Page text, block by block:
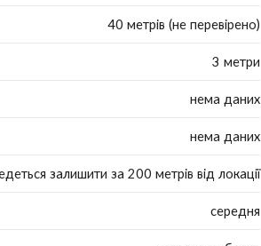
40 метрів (не перевірено)
3 метри
нема даних
нема даних
залишити за 200 метрів від локації
середня